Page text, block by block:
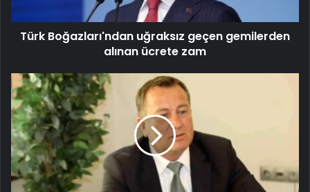
Türk Boğazları'ndan uğraksız geçen gemilerden
alınan ücrete zam